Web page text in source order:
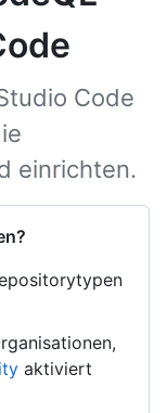
Code
einrichten.
aktiviert